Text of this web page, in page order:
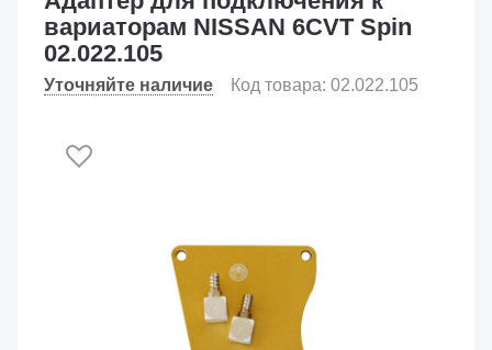
вариаторам NISSAN 6CVT Spin
02.022.105
Уточняйте наличие Код товара: 02.022.105